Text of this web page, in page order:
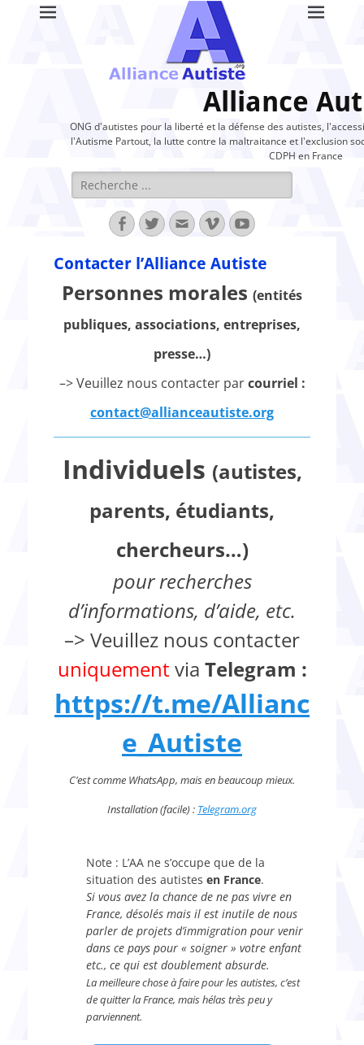
Alliance
ONG d'autistes pour la liberté et la défense des autistes,
l'Autisme Partout, la lutte contre la maltraitance et l'exclusion
CDPH en France
Rechercher :
Facebook
TwitterAdresse
de
contact
VimeoYouTube
Contacter l’Alliance Autiste
Personnes morales (entités
publiques, associations, entreprises,
presse…)
–> Veuillez nous contacter parcourriel :
contact@allianceautiste.org
Individuels (autistes,
parents, étudiants,
chercheurs…)
pour recherches
d’informations, d’aide, etc.
–> Veuillez nous contacter
uniquement via Telegram :
https://t.me/Allianc
e_Autiste
C’est comme WhatsApp, mais en beaucoup mieux.
Installation (facile) : Telegram.org
Note : L’AA ne s’occupe que de la
situation des autistes en France.
Si vous avez la chance de ne pas vivre en
France, désolés mais il est inutile de nous
parler de projets d’immigration pour venir
dans ce pays pour « soigner » votre enfant
etc., ce qui est doublement absurde.
La meilleure chose à faire pour les autistes, c’est
de quitter la France, mais hélas très peu y
parviennent.